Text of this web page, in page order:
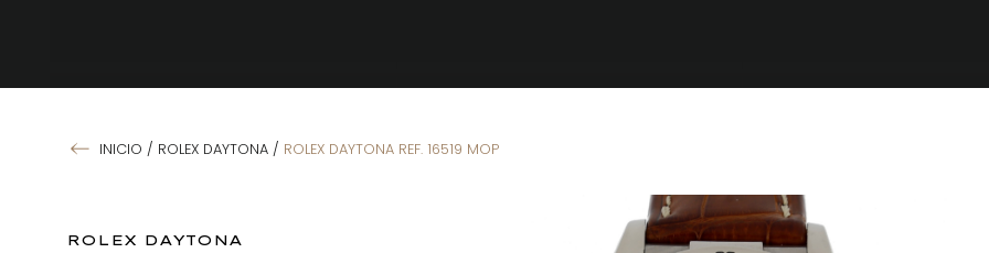
INICIO / ROLEX DAYTONA / ROLEX DAYTONA REF. 16519 MOP
ROLEX DAYTONA